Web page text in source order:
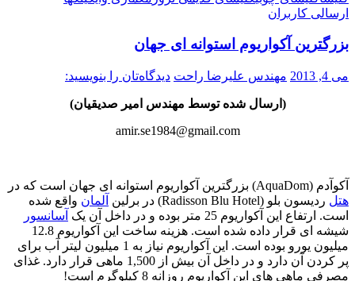
ارسالی کاربران
بزرگترین آکواریوم استوانه ای جهان
می 4, 2013 مهندس علیرضا راحت دیدگاه‌تان را بنویسید:
(ارسال شده توسط مهندس امیر صدیقیان)
amir.se1984@gmail.com
آکوآدم (AquaDom) بزرگترین آکواریوم استوانه ای جهان است که در
هتل ردیسون بلو (Radisson Blu Hotel) در برلین آلمان واقع شده
است. ارتفاع این آکواریوم 25 متر بوده و در داخل آن یک
آسانسور
شیشه ای قرار داده شده است. هزینه ساخت این آکواریوم 12.8
میلیون یورو بوده است. این آکواریوم نیاز به 1 میلیون لیتر آب برای
پر کردن آن دارد و در داخل آن بیش از 1,500 ماهی قرار دارد. غذای
مصرفی ماهی های این آکواریوم روزانه 8 کیلوگرم است!